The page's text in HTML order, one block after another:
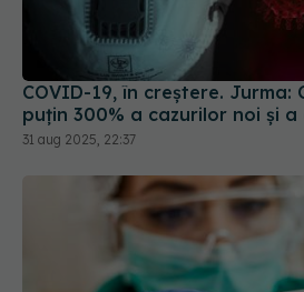
COVID-19, în creștere. Jurma:
puțin 300% a cazurilor noi și a
31 aug 2025, 22:37